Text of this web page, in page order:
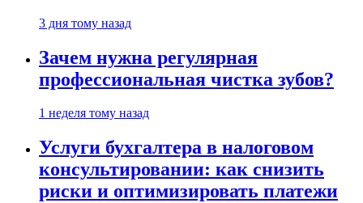
3 дня тому назад
Зачем нужна регулярная
профессиональная чистка зубов?
1 неделя тому назад
Услуги бухгалтера в налоговом
консультировании: как снизить
риски и оптимизировать платежи